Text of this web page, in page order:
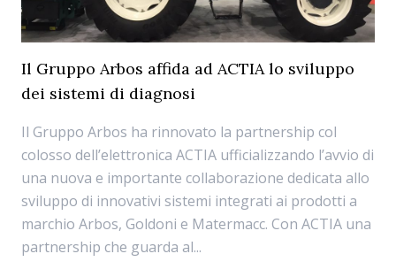
Il Gruppo Arbos affida ad ACTIA lo sviluppo
dei sistemi di diagnosi
Il Gruppo Arbos ha rinnovato la partnership col
colosso dell’elettronica ACTIA ufficializzando l’avvio di
una nuova e importante collaborazione dedicata allo
sviluppo di innovativi sistemi integrati ai prodotti a
marchio Arbos, Goldoni e Matermacc. Con ACTIA una
partnership che guarda al...